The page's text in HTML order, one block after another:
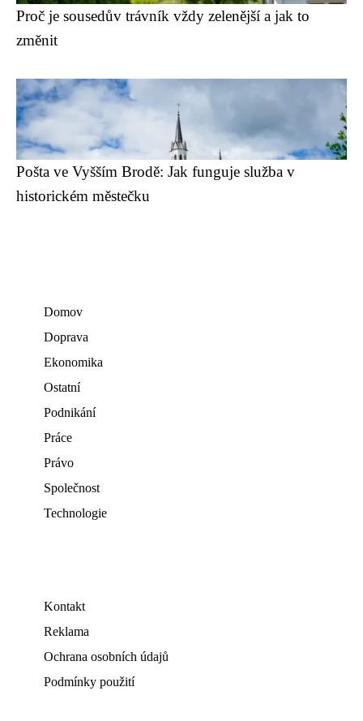
Proč je sousedův trávník vždy zelenější a jak to
změnit
Pošta ve Vyšším Brodě: Jak funguje služba v
historickém městečku
Domov
Doprava
Ekonomika
Ostatní
Podnikání
Práce
Právo
Společnost
Technologie
Kontakt
Reklama
Ochrana osobních údajů
Podmínky použití